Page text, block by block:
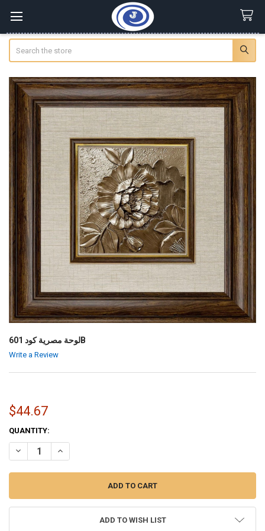
لوحة مصرية كود 601B
Write a Review
$44.67
CURRENT
STOCK:
QUANTITY:
ADD TO WISH LIST